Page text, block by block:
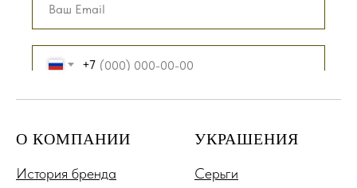
+7
Отправить заявку
О КОМПАНИИ
История бренда
УКРАШЕНИЯ
Серьги